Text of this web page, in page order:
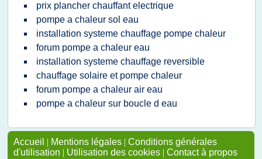
prix plancher chauffant electrique
pompe a chaleur sol eau
installation systeme chauffage pompe chaleur
forum pompe a chaleur eau
installation systeme chauffage reversible
chauffage solaire et pompe chaleur
forum pompe a chaleur air eau
pompe a chaleur sur boucle d eau
Accueil | Mentions légales | Conditions générales
d'utilisation | Utilisation des cookies | Contact à propos